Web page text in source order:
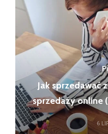
Jak sprzedawać
sprzedaży online
6